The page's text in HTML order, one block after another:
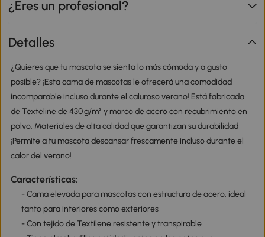
¿Eres un profesional?
Detalles
¿Quieres que tu mascota se sienta lo más cómoda y a gusto
posible? ¡Esta cama de mascotas le ofrecerá una comodidad
incomparable incluso durante el caluroso verano! Está fabricada
de Texteline de 430 g/m² y marco de acero con recubrimiento en
polvo. Materiales de alta calidad que garantizan su durabilidad
¡Permite a tu mascota descansar frescamente incluso durante el
calor del verano!
Características:
- Cama elevada para mascotas con estructura de acero, ideal
tanto para interiores como exteriores
- Con tejido de Textilene resistente y transpirable